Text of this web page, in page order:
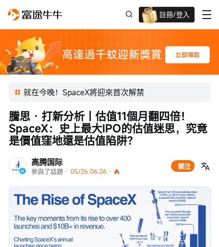
註冊/登入
就在今晚！SpaceX將迎來首次解禁
高腾国际
參與了話題 · 05/26 06:26 ·
關注
騰思 · 打新分析丨估值11個月翻四倍！
SpaceX：史上最大IPO的估值迷思，究竟
是價值窪地還是估值陷阱？